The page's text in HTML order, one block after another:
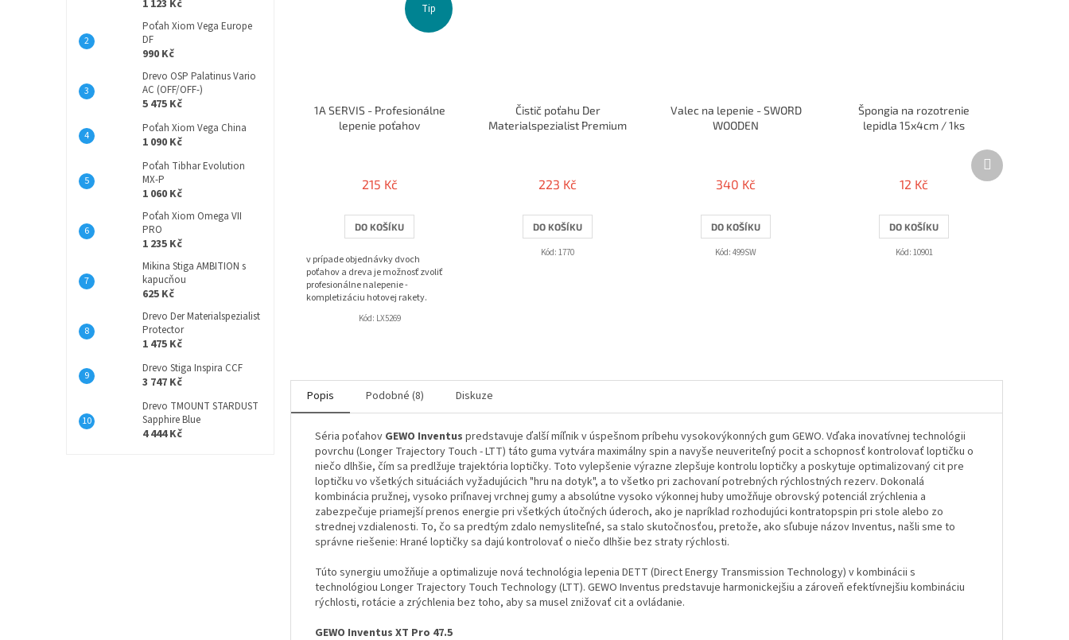
1 123 Kč
Poťah Xiom Vega Europe
DF
990 Kč
Drevo OSP Palatinus Vario
AC (OFF/OFF-)
5 475 Kč
Poťah Xiom Vega China
1 090 Kč
Poťah Tibhar Evolution
MX-P
1 060 Kč
Poťah Xiom Omega VII
PRO
1 235 Kč
Mikina Stiga AMBITION s
kapucňou
625 Kč
Drevo Der Materialspezialist
Protector
1 475 Kč
Drevo Stiga Inspira CCF
3 747 Kč
Drevo TMOUNT STARDUST
Sapphire Blue
4 444 Kč
Tip
1A SERVIS - Profesionálne
lepenie poťahov
215 Kč
DO KOŠÍKU
v prípade objednávky dvoch
poťahov a dreva je možnosť zvoliť
profesionálne nalepenie -
kompletizáciu hotovej rakety.
Kód: LX5269
Čistič poťahu Der
Materialspezialist Premium
223 Kč
DO KOŠÍKU
Kód: 1770
Valec na lepenie - SWORD
WOODEN
340 Kč
DO KOŠÍKU
Kód: 499SW
Špongia na rozotrenie
lepidla 15x4cm / 1ks
12 Kč
DO KOŠÍKU
Kód: 10901
Další
produkt
Popis Podobné (8) Diskuze
Séria poťahov GEWO Inventus predstavuje ďalší míľnik v úspešnom príbehu vysokovýkonných gum GEWO. Vďaka inovatívnej technológii
povrchu (Longer Trajectory Touch - LTT) táto guma vytvára maximálny spin a navyše neuveriteľný pocit a schopnosť kontrolovať loptičku o
niečo dlhšie, čím sa predlžuje trajektória loptičky. Toto vylepšenie výrazne zlepšuje kontrolu loptičky a poskytuje optimalizovaný cit pre
loptičku vo všetkých situáciách vyžadujúcich "hru na dotyk", a to všetko pri zachovaní potrebných rýchlostných rezerv. Dokonalá
kombinácia pružnej, vysoko priľnavej vrchnej gumy a absolútne vysoko výkonnej huby umožňuje obrovský potenciál zrýchlenia a
zabezpečuje priamejší prenos energie pri všetkých útočných úderoch, ako je napríklad rozhodujúci kontratopspin pri stole alebo zo
strednej vzdialenosti. To, čo sa predtým zdalo nemysliteľné, sa stalo skutočnosťou, pretože, ako sľubuje názov Inventus, našli sme to
správne riešenie: Hrané loptičky sa dajú kontrolovať o niečo dlhšie bez straty rýchlosti.
Túto synergiu umožňuje a optimalizuje nová technológia lepenia DETT (Direct Energy Transmission Technology) v kombinácii s
technológiou Longer Trajectory Touch Technology (LTT). GEWO Inventus predstavuje harmonickejšiu a zároveň efektívnejšiu kombináciu
rýchlosti, rotácie a zrýchlenia bez toho, aby sa musel znižovať cit a ovládanie.
GEWO Inventus XT Pro 47.5